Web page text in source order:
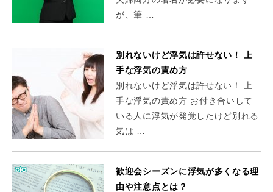
が、筆 …
別れないけど浮気は許せない！ 上
手な浮気の責め方
別れないけど浮気は許せない！ 上
手な浮気の責め方 お付き合いして
いる人に浮気が発覚したけど別れる
気は …
歓迎会シーズンに浮気が多くなる理
由や注意点とは？